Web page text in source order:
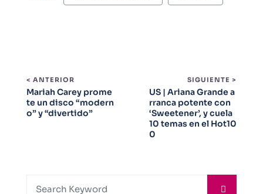
< ANTERIOR
Mariah Carey prome
te un disco “modern
o” y “divertido”
SIGUIENTE >
US | Ariana Grande a
rranca potente con
‘Sweetener’, y cuela
10 temas en el Hot10
0